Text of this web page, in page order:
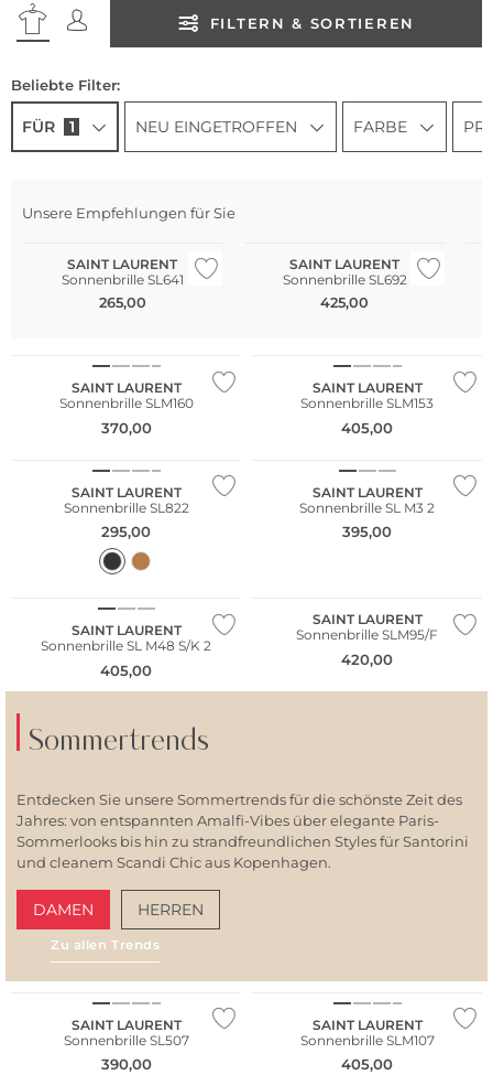
FILTERN & SORTIEREN
Beliebte Filter:
FÜR 1 NEU EINGETROFFEN FARBE
Unsere Empfehlungen für Sie
SAINT LAURENT
Sonnenbrille SL641
265,00
SAINT LAURENT
Sonnenbrille SL692
425,00
SAINT LAURENT
Sonnenbrille SLM160
370,00
SAINT LAURENT
Sonnenbrille SLM153
405,00
SAINT LAURENT
Sonnenbrille SL822
295,00
SAINT LAURENT
Sonnenbrille SL M3 2
395,00
SAINT LAURENT
Sonnenbrille SL M48 S/K 2
405,00
SAINT LAURENT
Sonnenbrille SLM95/F
420,00
Sommertrends
Entdecken Sie unsere Sommertrends für die schönste Zeit des
Jahres: von entspannten Amalfi-Vibes über elegante Paris-
Sommerlooks bis hin zu strandfreundlichen Styles für Santorini
und cleanem Scandi Chic aus Kopenhagen.
DAMEN HERREN
Zu allen Trends
SAINT LAURENT
Sonnenbrille SL507
390,00
SAINT LAURENT
Sonnenbrille SLM107
405,00